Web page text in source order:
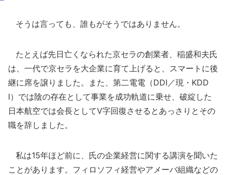
そうは言っても、誰もがそうではありません。
たとえば先日亡くなられた京セラの創業者、稲盛和夫氏
は、一代で京セラを大企業に育て上げると、スマートに後
継に席を譲りました。また、第二電電（DDI／現・KDD
I）では陰の存在として事業を成功軌道に乗せ、破綻した
日本航空では会長としてV字回復させるとあっさりとその
職を辞しました。
私は15年ほど前に、氏の企業経営に関する講演を聞いた
ことがあります。フィロソフィ経営やアメーバ組織などの